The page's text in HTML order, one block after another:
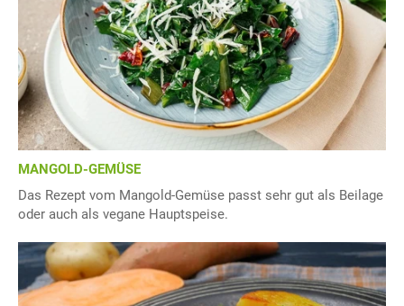
MANGOLD-GEMÜSE
Das Rezept vom Mangold-Gemüse passt sehr gut als Beilage
oder auch als vegane Hauptspeise.